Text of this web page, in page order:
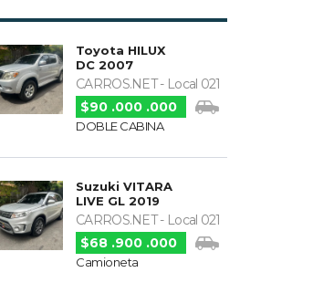
Toyota HILUX
DC 2007
CARROS.NET - Local 021
$90 .000 .000
DOBLE CABINA
Suzuki VITARA
LIVE GL 2019
CARROS.NET - Local 021
$68 .900 .000
Camioneta